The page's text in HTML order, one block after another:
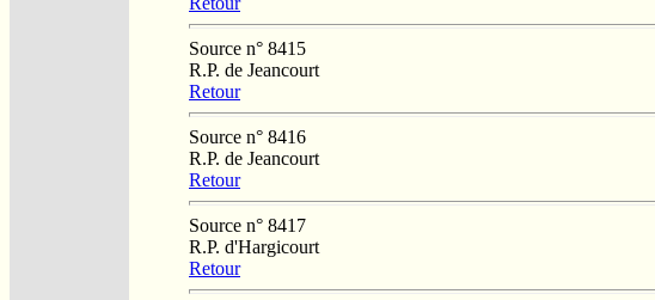
Source n° 8415
R.P. de Jeancourt
Retour
Source n° 8416
R.P. de Jeancourt
Retour
Source n° 8417
R.P. d'Hargicourt
Retour